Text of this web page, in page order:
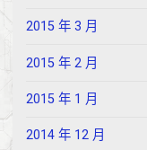
2015 年 3 月
2015 年 2 月
2015 年 1 月
2014 年 12 月